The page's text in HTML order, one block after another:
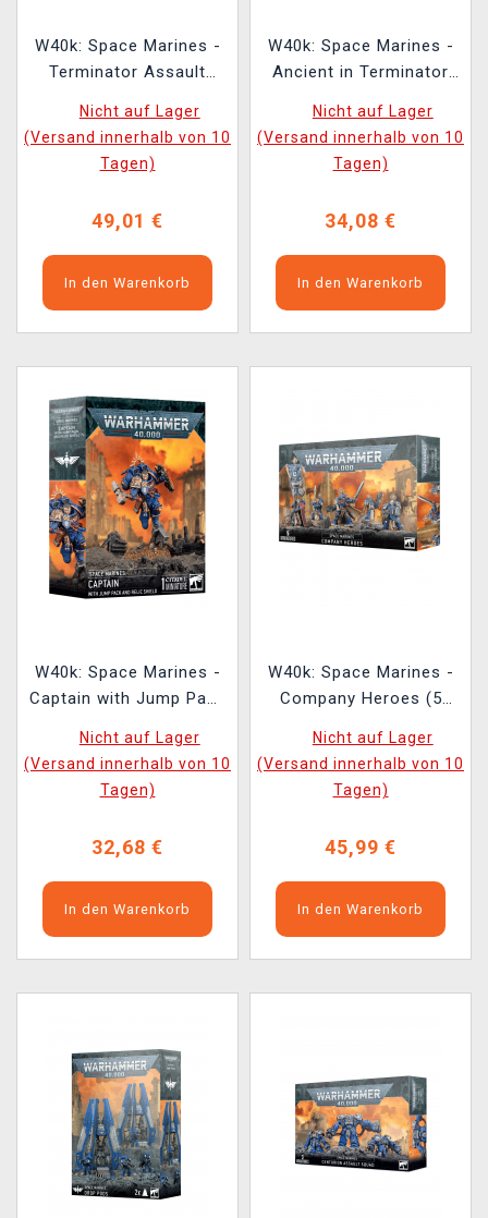
W40k: Space Marines -
Terminator Assault
Nicht auf Lager
(Versand innerhalb von 10
Tagen)
49,01 €
In den Warenkorb
W40k: Space Marines -
Ancient in Terminator
Nicht auf Lager
(Versand innerhalb von 10
Tagen)
34,08 €
In den Warenkorb
W40k: Space Marines -
Captain with Jump Pack
Figur)
Nicht auf Lager
(Versand innerhalb von 10
Tagen)
32,68 €
In den Warenkorb
W40k: Space Marines -
Company Heroes (5
Nicht auf Lager
(Versand innerhalb von 10
Tagen)
45,99 €
In den Warenkorb